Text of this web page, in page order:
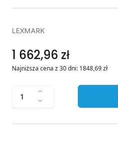
LEXMARK
1 662,96 zł
Najniższa cena z 30 dni: 1848,69zł